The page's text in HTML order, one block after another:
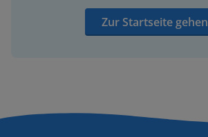
Zur Startseite gehen